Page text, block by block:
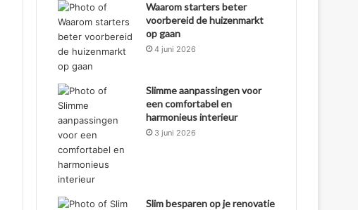
Waarom starters beter
voorbereid de huizenmarkt
op gaan
4 juni 2026
Slimme aanpassingen voor
een comfortabel en
harmonieus interieur
3 juni 2026
Slim besparen op je renovatie